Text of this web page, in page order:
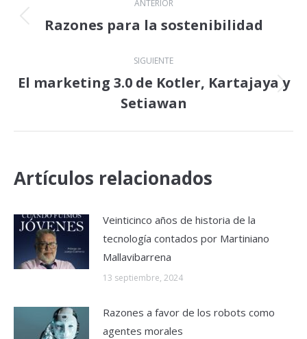
entre
publicaciones
ANTERIOR
Publicación
Razones para la sostenibilidad
SIGUIENTE
Publicación
siguiente:
El marketing 3.0 de Kotler, Kartajaya y
Setiawan
Artículos relacionados
Veinticinco años de historia de la
tecnología contados por Martiniano
Mallavibarrena
13 septiembre, 2024
Razones a favor de los robots como
agentes morales